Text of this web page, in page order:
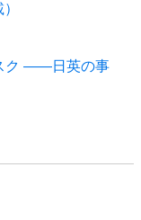
ク ――日英の事